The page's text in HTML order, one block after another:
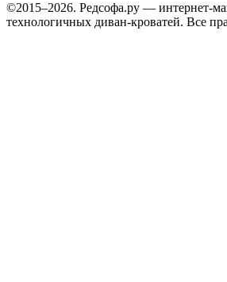
©2015–2026. Редсофа.ру — интернет-
технологичных диван-кроватей. Все